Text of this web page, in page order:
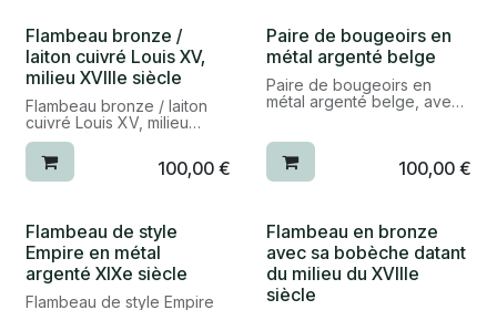
époque : 2e moitié XVIIIe
siècle
matière : bronze
bon état
dimensions : H. 23cm, base
: 12cm
catégorie : bougeoirs et
flambeaux
réf. 25023/2 - 23025
matière : bronze / laiton
dimensions : H. 22cm, diam.
11cm
catégorie : flambeaux et
bougeoirs
Flambeau bronze /
laiton cuivré Louis XV,
milieu XVIIIe siècle
Flambeau bronze / laiton
cuivré Louis XV, milieu
XVIIIe siècle, pied
octogonal à doucine bordé
de filets à base
époque : milieu XVIIIe
siècle
style : Louis XV
bon état
matière : bronze / laiton
100,00€
Paire de bougeoirs en
métal argenté belge
Paire de bougeoirs en
métal argenté belge, avec
époque : fin XIXe siècle
bon état
dimensions : H. 15,5cm,
bougeoirs et flambeaux
réf. 24091
100,00€
Flambeau de style
Empire en métal
argenté XIXe siècle
Flambeau de style Empire
Flambeau en bronze
avec sa bobèche datant
du milieu du XVIIIe
siècle